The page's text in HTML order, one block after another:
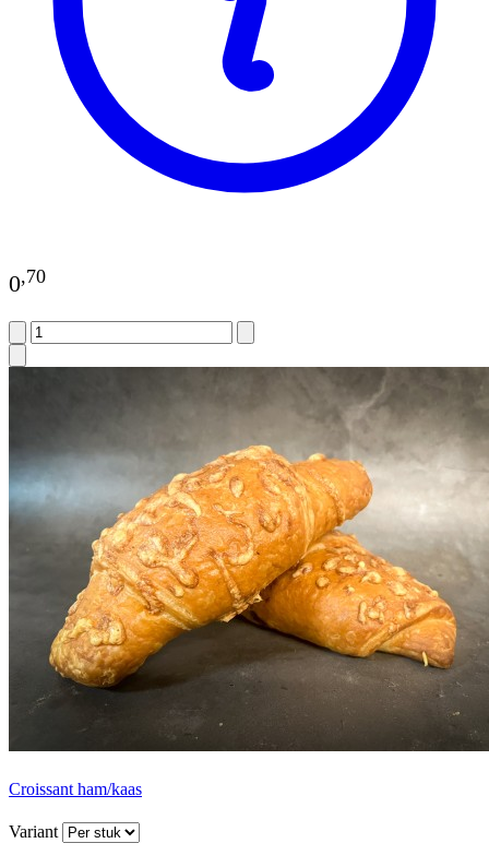
0,70
Croissant ham/kaas
Variant